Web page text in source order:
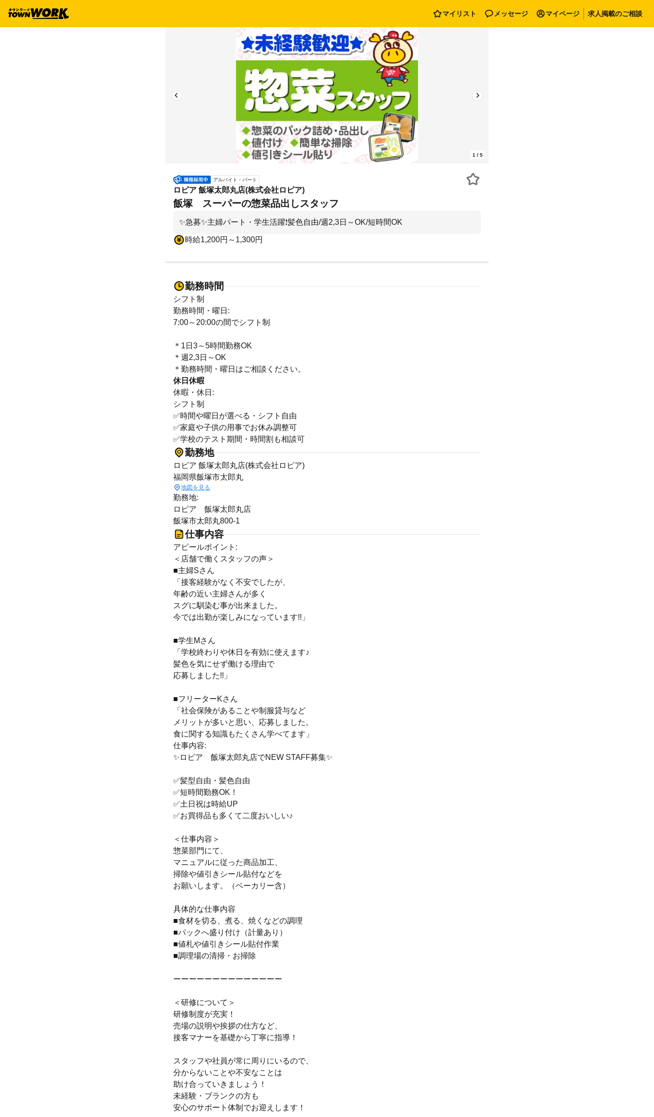
マイリスト メッセージ マイページ 求人掲載のご相談
1 / 5
アルバイト・パート
ロピア 飯塚太郎丸店(株式会社ロピア)
飯塚 スーパーの惣菜品出しスタッフ
✨急募✨主婦パート・学生活躍❗︎髪色自由/週2,3日～OK/短時間OK
時給1,200円～1,300円
勤務時間
シフト制
勤務時間・曜日:
7:00～20:00の間でシフト制
＊1日3～5時間勤務OK
＊週2,3日～OK
＊勤務時間・曜日はご相談ください。
休日休暇
休暇・休日:
シフト制
✅時間や曜日が選べる・シフト自由
✅家庭や子供の用事でお休み調整可
✅学校のテスト期間・時間割も相談可
勤務地
ロピア 飯塚太郎丸店(株式会社ロピア)
福岡県飯塚市太郎丸
地図を見る
勤務地:
ロピア 飯塚太郎丸店
飯塚市太郎丸800-1
仕事内容
アピールポイント:
＜店舗で働くスタッフの声＞
■主婦Sさん
「接客経験がなく不安でしたが、
年齢の近い主婦さんが多く
スグに馴染む事が出来ました。
今では出勤が楽しみになっています!!」
■学生Mさん
「学校終わりや休日を有効に使えます♪
髪色を気にせず働ける理由で
応募しました!!」
■フリーターKさん
「社会保険があることや制服貸与など
メリットが多いと思い、応募しました。
食に関する知識もたくさん学べてます」
仕事内容:
✨ロピア 飯塚太郎丸店でNEW STAFF募集✨
✅️髪型自由・髪色自由
✅️短時間勤務OK！
✅️土日祝は時給UP
✅️お買得品も多くて二度おいしい♪
＜仕事内容＞
惣菜部門にて、
マニュアルに従った商品加工、
掃除や値引きシール貼付などを
お願いします。（ベーカリー含）
具体的な仕事内容
■食材を切る、煮る、焼くなどの調理
■パックへ盛り付け（計量あり）
■値札や値引きシール貼付作業
■調理場の清掃・お掃除
ーーーーーーーーーーーーーー
＜研修について＞
研修制度が充実！
売場の説明や挨拶の仕方など、
接客マナーを基礎から丁寧に指導！
スタッフや社員が常に周りにいるので、
分からないことや不安なことは
助け合っていきましょう！
未経験・ブランクの方も
安心のサポート体制でお迎えします！